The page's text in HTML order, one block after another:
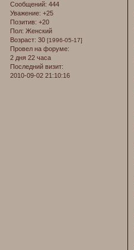
Сообщений: 444
Уважение: +25
Позитив: +20
Пол: Женский
Возраст: 30 [1996-05-17]
Провел на форуме:
2 дня 22 часа
Последний визит:
2010-09-02 21:10:16